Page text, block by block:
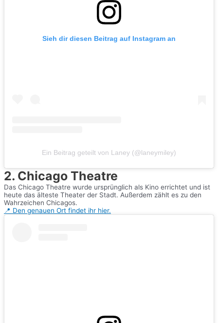
Sieh dir diesen Beitrag auf Instagram an
Ein Beitrag geteilt von Laney (@laneymiley)
2. Chicago Theatre
Das Chicago Theatre wurde ursprünglich als Kino errichtet und ist
heute das älteste Theater der Stadt. Außerdem zählt es zu den
Wahrzeichen Chicagos.
📍 Den genauen Ort findet ihr hier.